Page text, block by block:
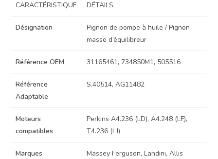
CARACTÉRISTIQUE DÉTAILS
Désignation
Pignon de pompe à huile / Pignon
masse d’équilibreur
Référence OEM 31165461, 734850M1, 505516
Référence
Adaptable
S.40514, AG11482
Moteurs
compatibles
Perkins A4.236 (LD), A4.248 (LF),
T4.236 (LJ)
Marques
Massey Ferguson, Landini, Allis